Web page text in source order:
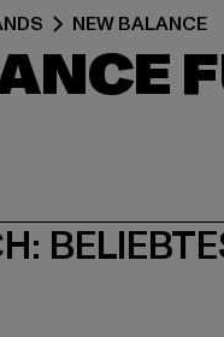
NEW BALANCE